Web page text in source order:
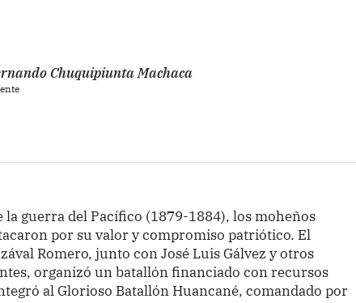
Chuquipiunta Machaca
la guerra del Pacífico (1879-1884), los moheños
por su valor y compromiso patriótico. El
Romero, junto con José Luis Gálvez y otros
organizó un batallón financiado con recursos
al Glorioso Batallón Huancané, comandado por